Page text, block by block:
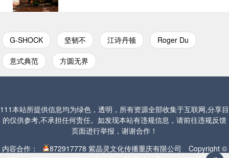
G-SHOCK 坚韧不 江诗丹顿 Roger Du
意式典范 方圆无界
111本站所提供信息均为绿色，透明，所有资源全部收集于互联网,分享目
的仅供参考,不承担任何责任。如发现本站有违规信息，请前往违规反馈
页面进行举报，谢谢合作！
内容合作：
872917778 紫晶灵文化传播重庆有限公司 Copyright ©